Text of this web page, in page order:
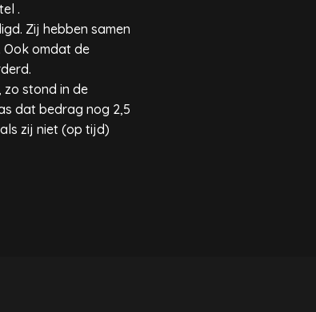
.
Zij hebben samen
Ook omdat de
stond in de
dat bedrag nog 2,5
zij niet (op tijd)